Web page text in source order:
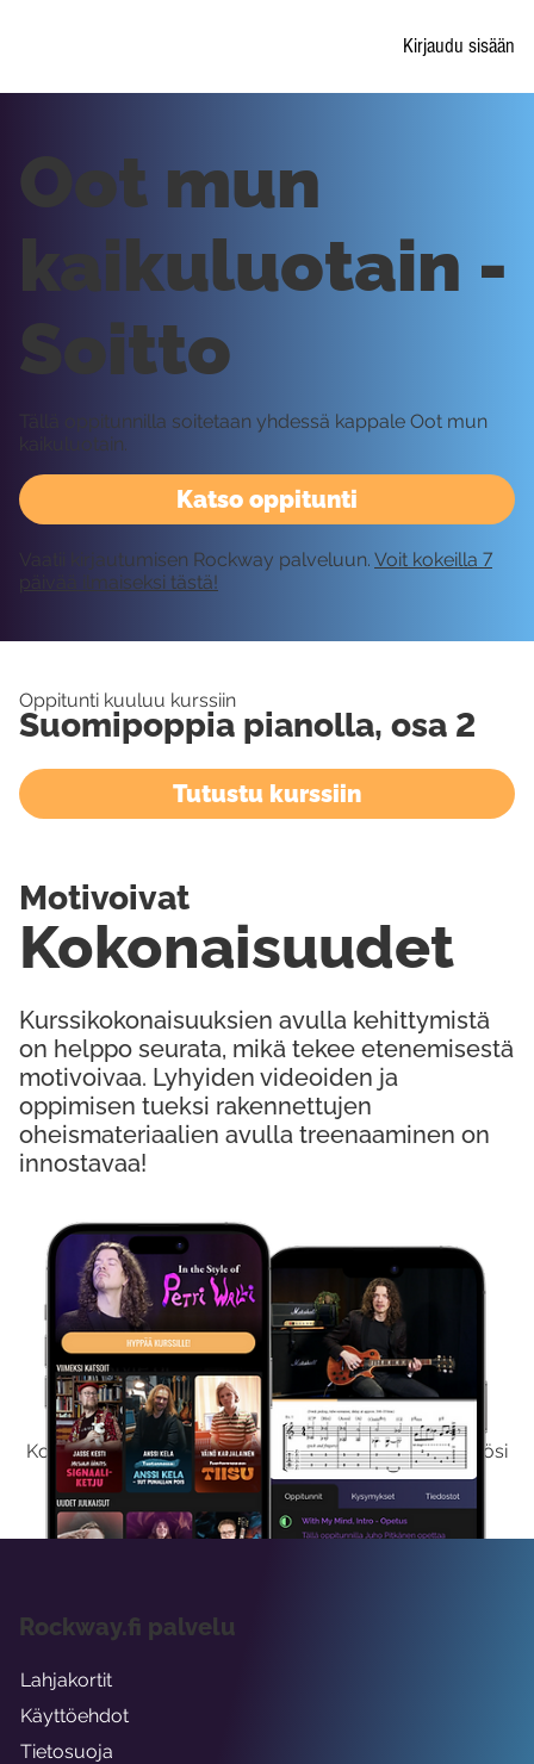
Kirjaudu sisään
Kokeile Ilmaiseksi
Kokeilemalla ilmaiseksi saat koko sisältömme käyttöösi
viikon ajaksi.
Katso oppitunti
Oot mun
kaikuluotain -
Soitto
Tällä oppitunnilla soitetaan yhdessä kappale Oot mun
kaikuluotain.
Vaatii kirjautumisen Rockway palveluun. Voit kokeilla 7
päivää ilmaiseksi tästä!
Oppitunti kuuluu kurssiin
Suomipoppia pianolla, osa 2
Tutustu kurssiin
Kurssikokonaisuuksien avulla kehittymistä
on helppo seurata, mikä tekee etenemisestä
motivoivaa. Lyhyiden videoiden ja
oppimisen tueksi rakennettujen
oheismateriaalien avulla treenaaminen on
innostavaa!
Kokonaisuudet
Motivoivat
Rockway.fi palvelu
Lahjakortit
Käyttöehdot
Tietosuoja